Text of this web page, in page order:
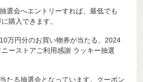
選会へエントリーすれば、最低でも
購入できます。
万円分のお買い物券が当たる、2024
ーストアご利用感謝 ラッキー抽選
たる抽選会となっています。クーポン